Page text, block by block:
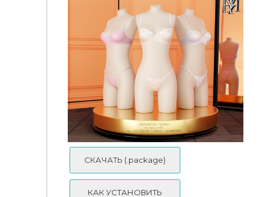
Zoe CK Sets
СКАЧАТЬ (.package)
КАК УСТАНОВИТЬ